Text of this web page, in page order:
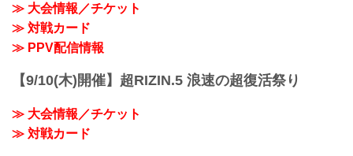
≫ 大会情報／チケット
≫ 対戦カード
≫ PPV配信情報
【9/10(木)開催】超RIZIN.5 浪速の超復活祭り
≫ 大会情報／チケット
≫ 対戦カード